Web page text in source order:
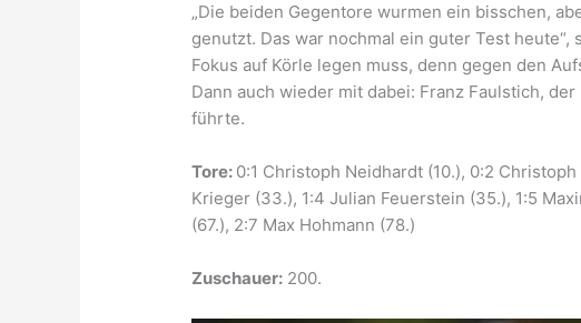
„Die beiden Gegentore wurmen ein bisschen,
genutzt. Das war nochmal ein guter Test
Fokus auf Körle legen muss, denn gegen den
Dann auch wieder mit dabei: Franz Faulstich,
führte.
Tore: 0:1 Christoph Neidhardt (10.), 0:2
Krieger (33.), 1:4 Julian Feuerstein (35.), 1:5
(67.), 2:7 Max Hohmann (78.)
Zuschauer: 200.